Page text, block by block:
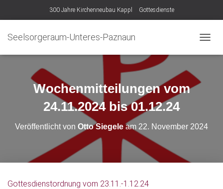
300 Jahre Kirchenneubau Kappl Gottesdienste
Seelsorgeraum-Unteres-Paznaun
A
N
Wochenmitteilungen vom
24.11.2024 bis 01.12.24
Veröffentlicht von Otto Siegele am 22. November 2024
Gottesdienstordnung vom 23.11.-1.12.24